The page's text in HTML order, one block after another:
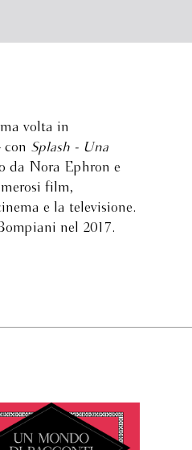
volta in
con Splash - Una
da Nora Ephron e
film,
e la televisione.
nel 2017.